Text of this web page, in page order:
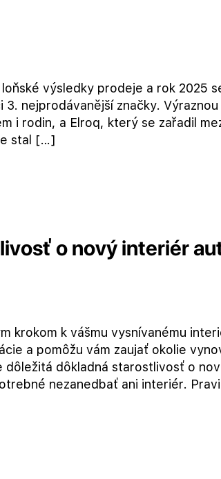
výsledky prodeje a rok 2025
3. nejprodávanější značky.
i rodin, a Elroq, který se zařadil
stal […]
o nový interiér
krokom k vášmu vysnívanému
a pomôžu vám zaujať okolie
dôležitá dôkladná starostlivosť o
nezanedbať ani interiér.